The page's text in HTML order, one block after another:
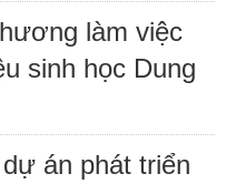
làm việc
sinh học Dung
án phát triển